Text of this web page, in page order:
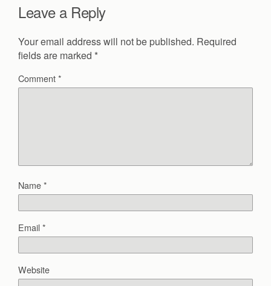
Leave a Reply
Your email address will not be published. Required
fields are marked *
Comment*
Name*
Email*
Website